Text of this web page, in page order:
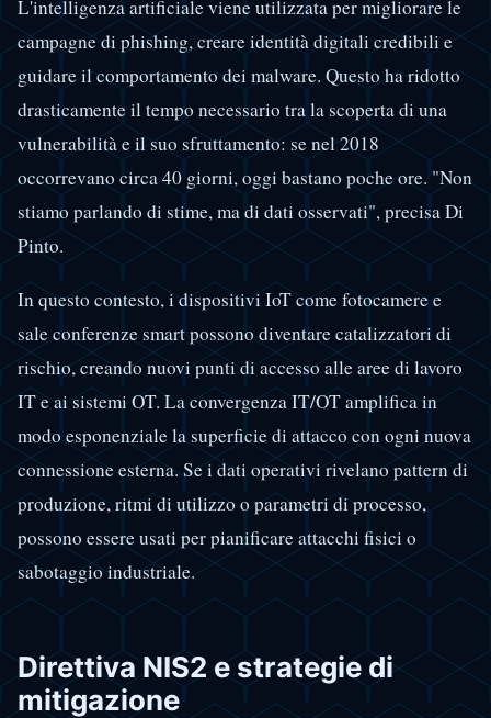
L'intelligenza artificiale viene utilizzata per migliorare le
campagne di phishing, creare identità digitali credibili e
guidare il comportamento dei malware. Questo ha ridotto
drasticamente il tempo necessario tra la scoperta di una
vulnerabilità e il suo sfruttamento: se nel 2018
occorrevano circa 40 giorni, oggi bastano poche ore. "Non
stiamo parlando di stime, ma di dati osservati", precisa Di
Pinto.
In questo contesto, i dispositivi IoT come fotocamere e
sale conferenze smart possono diventare catalizzatori di
rischio, creando nuovi punti di accesso alle aree di lavoro
IT e ai sistemi OT. La convergenza IT/OT amplifica in
modo esponenziale la superficie di attacco con ogni nuova
connessione esterna. Se i dati operativi rivelano pattern di
produzione, ritmi di utilizzo o parametri di processo,
possono essere usati per pianificare attacchi fisici o
sabotaggio industriale.
Direttiva NIS2 e strategie di
mitigazione